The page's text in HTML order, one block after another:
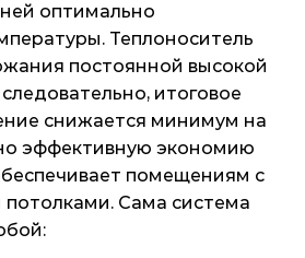
оптимально
Теплоноситель
постоянной высокой
итоговое
снижается минимум на
эффективную экономию
помещениям с
Сама система